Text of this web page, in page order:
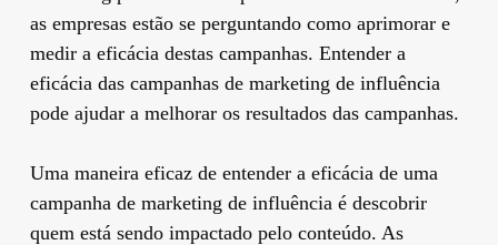
as empresas estão se perguntando como aprimorar e
medir a eficácia destas campanhas. Entender a
eficácia das campanhas de marketing de influência
pode ajudar a melhorar os resultados das campanhas.
Uma maneira eficaz de entender a eficácia de uma
campanha de marketing de influência é descobrir
quem está sendo impactado pelo conteúdo. As